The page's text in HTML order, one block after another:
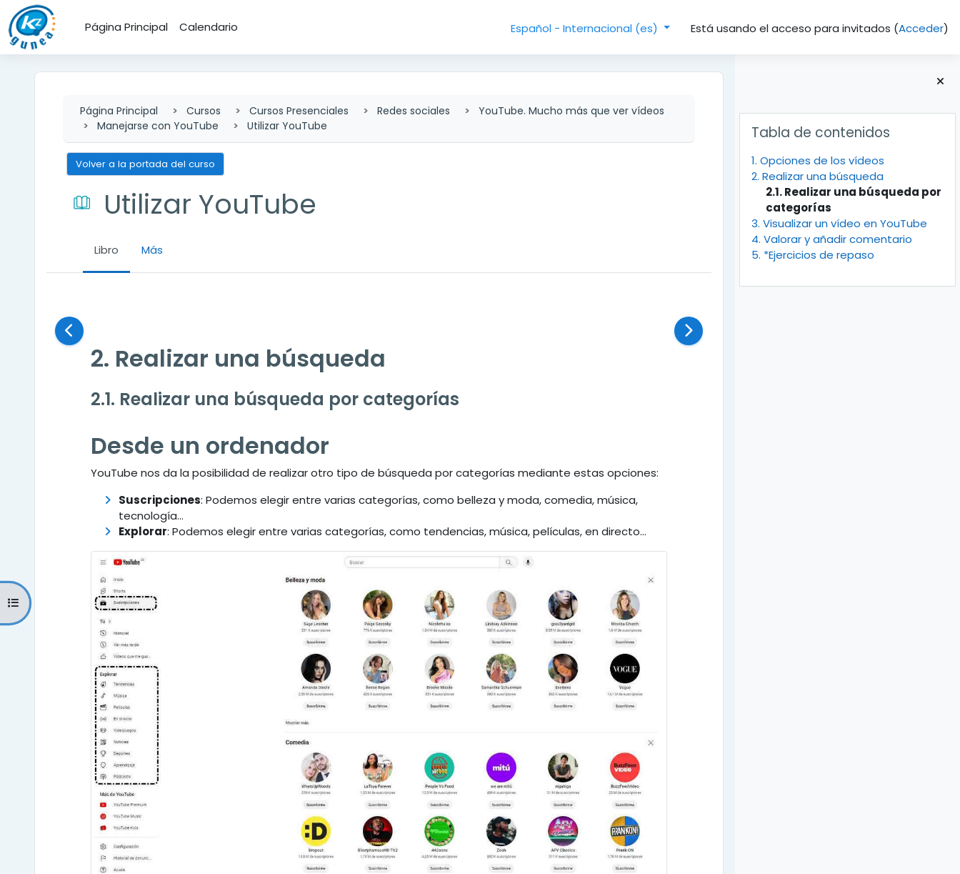
Salta al contenido principal
Página Principal
Calendario Español - Internacional ‎(es)‎ Está usando el acceso para invitados (Acceder)
Bloques
Tabla de contenidos
1. Opciones de los vídeos
2. Realizar una búsqueda
2.1. Realizar una búsqueda por
categorías
3. Visualizar un vídeo en YouTube
4. Valorar y añadir comentario
5. *Ejercicios de repaso
Abrir índice del curso
Página Principal Cursos Cursos Presenciales Redes sociales
YouTube. Mucho más que ver vídeos
Manejarse con YouTube
Utilizar YouTube
Volver a la portada del curso
Utilizar YouTube
Libro Más
2. Realizar una búsqueda
2.1. Realizar una búsqueda por categorías
Desde un ordenador
YouTube nos da la posibilidad de realizar otro tipo de búsqueda por categorías mediante estas opciones:
Suscripciones: Podemos elegir entre varias categorías, como belleza y moda, comedia, música,
tecnología...
Explorar: Podemos elegir entre varias categorías, como tendencias, música, películas, en directo...